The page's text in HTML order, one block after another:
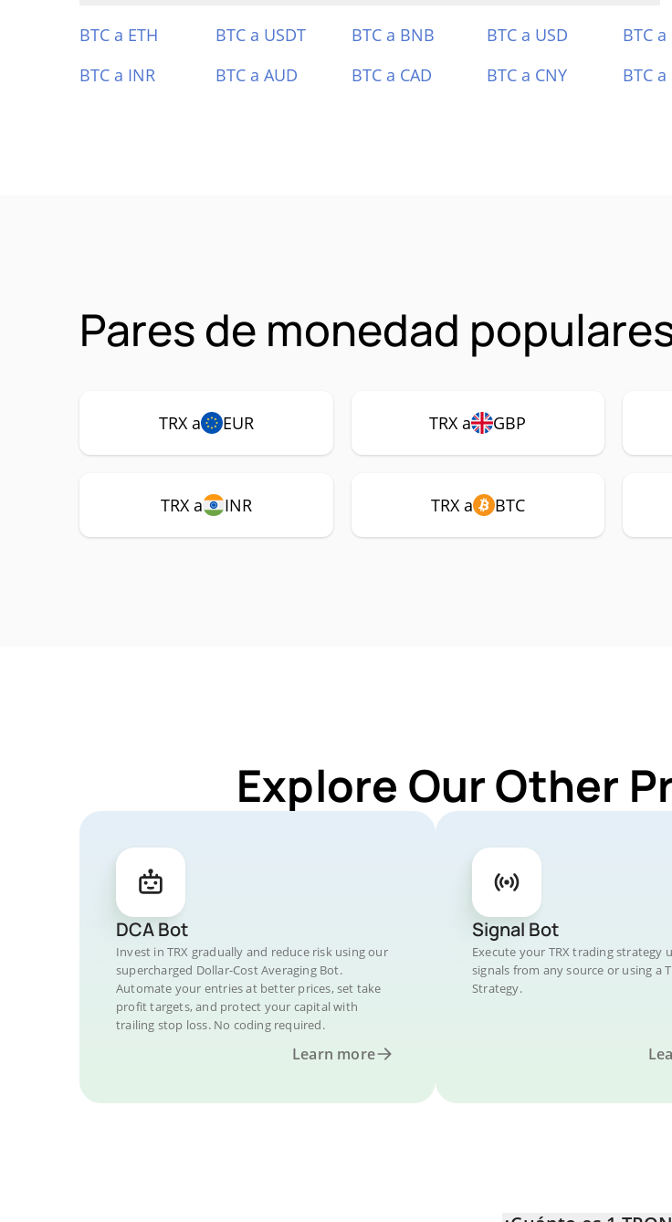
BTC a ETH BTC a USDT BTC a BNB BTC a USD BTC a
BTC a INR
BTC a AUD BTC a CAD BTC a CNY BTC a
Pares de monedad
TRX a EUR TRX a GBP
TRX a INR TRX a BTC
Explore Our Other
DCA Bot
Invest in TRX gradually and reduce risk using our
supercharged Dollar-Cost Averaging Bot.
Automate your entries at better prices, set take
profit targets, and protect your capital with
trailing stop loss. No coding required.
Learn more
Signal Bot
Execute your TRX trading strategy
signals from any source or using a
Strategy.